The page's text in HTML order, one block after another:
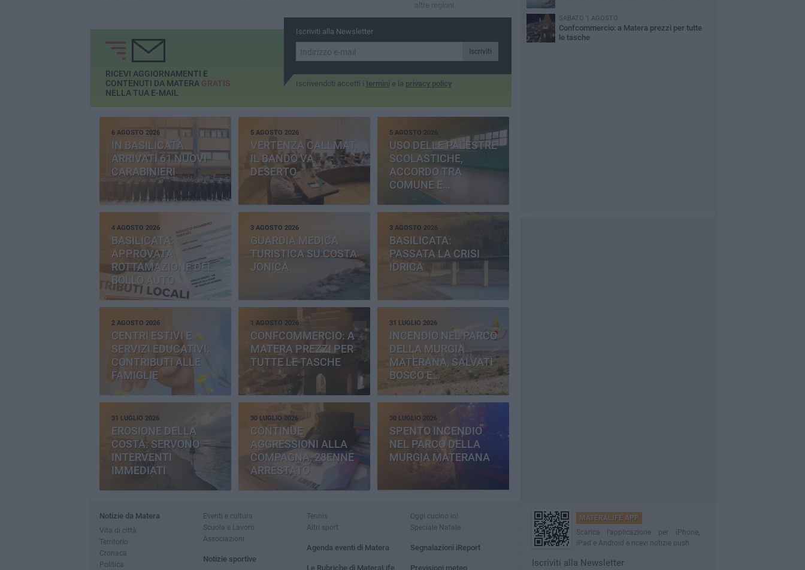
altre regioni
Iscriviti alla Newsletter
Iscriviti
Iscrivendoti accetti i termini e la privacy policy
RICEVI AGGIORNAMENTI E
CONTENUTI DA MATERA GRATIS
NELLA TUA E-MAIL
6 AGOSTO 2026
IN BASILICATA
ARRIVATI 61 NUOVI
CARABINIERI
5 AGOSTO 2026
VERTENZA CALLMAT,
IL BANDO VA
DESERTO
5 AGOSTO 2026
USO DELLE PALESTRE
SCOLASTICHE,
ACCORDO TRA
COMUNE E
PROVINCIA
4 AGOSTO 2026
BASILICATA:
APPROVATA
ROTTAMAZIONE DEL
BOLLO AUTO
3 AGOSTO 2026
GUARDIA MEDICA
TURISTICA SU COSTA
JONICA
3 AGOSTO 2026
BASILICATA:
PASSATA LA CRISI
IDRICA
2 AGOSTO 2026
CENTRI ESTIVI E
SERVIZI EDUCATIVI:
CONTRIBUTI ALLE
FAMIGLIE
1 AGOSTO 2026
CONFCOMMERCIO: A
MATERA PREZZI PER
TUTTE LE TASCHE
31 LUGLIO 2026
INCENDIO NEL PARCO
DELLA MURGIA
MATERANA, SALVATI
BOSCO E
CEMENTERIA
31 LUGLIO 2026
EROSIONE DELLA
COSTA: SERVONO
INTERVENTI
IMMEDIATI
30 LUGLIO 2026
CONTINUE
AGGRESSIONI ALLA
COMPAGNA, 28ENNE
ARRESTATO
30 LUGLIO 2026
SPENTO INCENDIO
NEL PARCO DELLA
MURGIA MATERANA
SABATO 1 AGOSTO
Confcommercio: a Matera prezzi per tutte
le tasche
Notizie da Matera
Vita di città
Territorio
Cronaca
Politica
Eventi e cultura
Scuola e Lavoro
Associazioni
Notizie sportive
Tennis
Altri sport
Agenda eventi di Matera
Le Rubriche di MateraLife
Oggi cucino io!
Speciale Natale
Segnalazioni iReport
Previsioni meteo
MATERALIFE APP
Scarica l'applicazione per iPhone,
iPad e Android e ricevi notizie push
Iscriviti alla Newsletter